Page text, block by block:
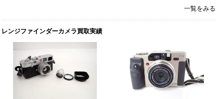
一覧をみる
レンジファインダーカメラ買取実績